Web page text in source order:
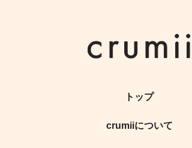
トップ
crumiiについて